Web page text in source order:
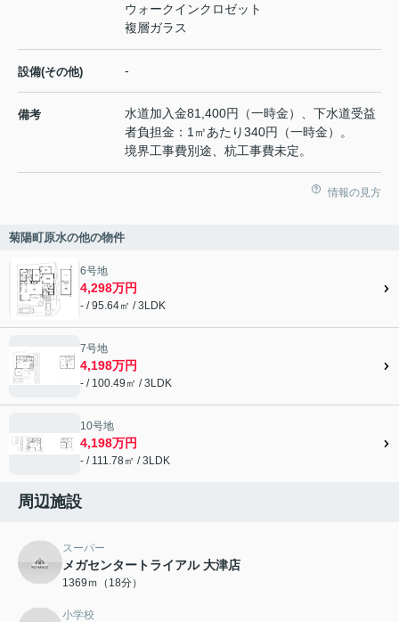
ウォークインクロゼット
複層ガラス
設備(その他) -
備考
水道加入金81,400円（一時金）、下水道受益
者負担金：1㎡あたり340円（一時金）。
境界工事費別途、杭工事費未定。
情報の見方
菊陽町原水の他の物件
6号地
4,298万円
- / 95.64㎡ / 3LDK
7号地
4,198万円
- / 100.49㎡ / 3LDK
10号地
4,198万円
- / 111.78㎡ / 3LDK
周辺施設
スーパー
メガセンタートライアル 大津店
1369ｍ（18分）
小学校